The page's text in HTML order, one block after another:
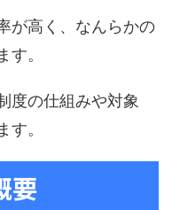
が高く、なんらかの
。
度の仕組みや対象
。
要